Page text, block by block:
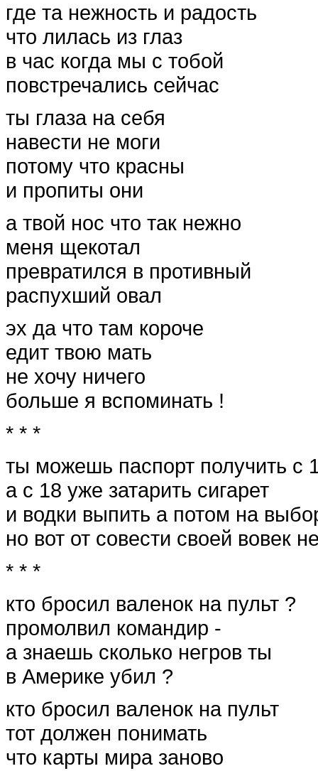
где та нежность и радость
что лилась из глаз
в час когда мы с тобой
повстречались сейчас
ты глаза на себя
навести не моги
потому что красны
и пропиты они
а твой нос что так нежно
меня щекотал
превратился в противный
распухший овал
эх да что там короче
едит твою мать
не хочу ничего
больше я вспоминать !
* * *
ты можешь паспорт получить с
а с 18 уже затарить сигарет
и водки выпить а потом на
но вот от совести своей вовек
* * *
кто бросил валенок на пульт ?
промолвил командир -
а знаешь сколько негров ты
в Америке убил ?
кто бросил валенок на пульт
тот должен понимать
что карты мира заново